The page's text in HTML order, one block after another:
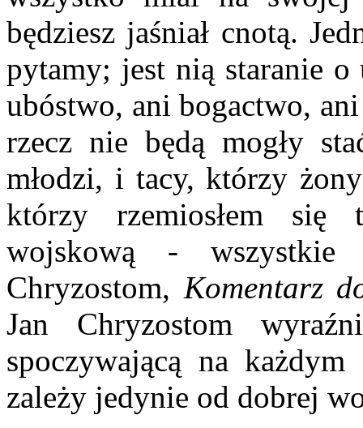
będziesz jaśniał cnotą.
pytamy; jest nią staranie
ubóstwo, ani bogactwo,
rzecz nie będą mogły
młodzi, i tacy, którzy
którzy rzemiosłem się
wojskową - wszystkie
Chryzostom, Komentarz
Jan Chryzostom
spoczywającą na
zależy jedynie od dobrej